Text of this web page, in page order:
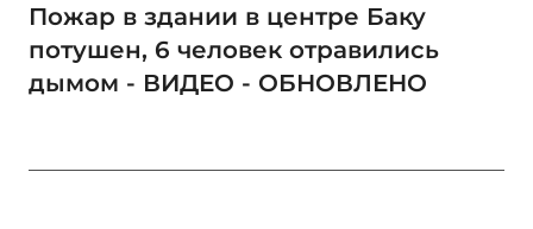
Пожар в здании в центре Баку
потушен, 6 человек отравились
дымом - ВИДЕО - ОБНОВЛЕНО